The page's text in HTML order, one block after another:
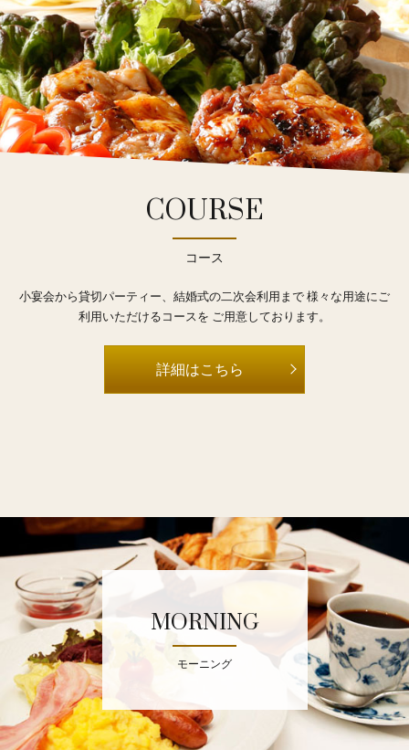
COURSE
コース
小宴会から貸切パーティー、結婚式の二次会利用まで 様々な用途にご
利用いただけるコースを ご用意しております。
詳細はこちら
MORNING
モーニング